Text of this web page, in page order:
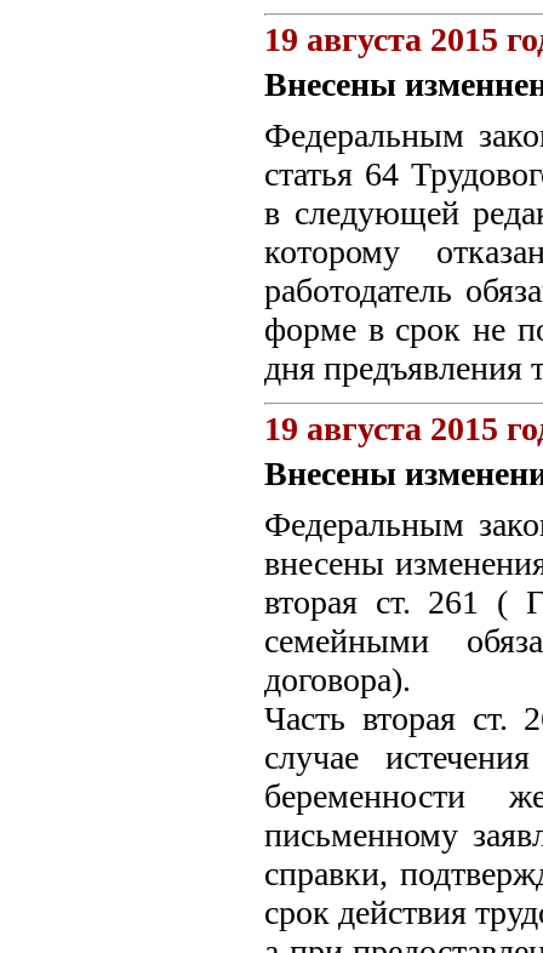
19 августа 2015
Внесены
Федеральным
статья 64
в следующей
которому
работодатель
форме в срок не
дня предъявления
19 августа 2015
Внесены
Федеральным
внесены
вторая ст. 261 (
семейными
договора).
Часть вторая
случае
беременности
письменному
справки,
срок действия